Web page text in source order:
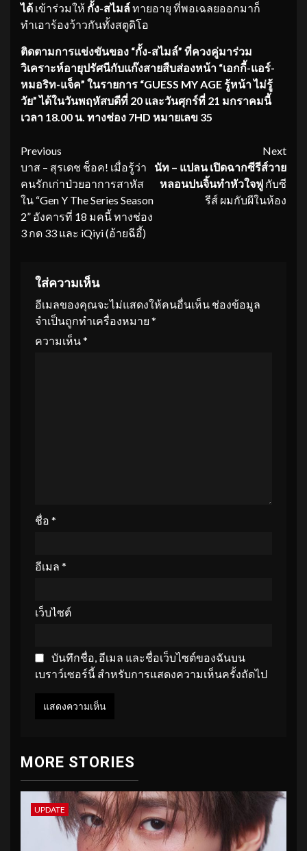
ได้ เข้าร่วมให้ กั้ง-สไมล์ทายอายุ ที่พอเฉลยออกมาก็
ทำเอาร้องว้าวกันทั้งสตูดิโอ
ติดตามการแข่งขันของ “กั้ง-สไมล์” ที่ควงคู่มาร่วม
วิเคราะห์อายุปรัศนีกับแก๊งสายสืบส่องหน้า “เอกกี้-แอร์-
หมอริท-แจ็ค” ในรายการ “GUESS MY AGE รู้หน้า ไม่รู้
วัย” ได้ในวันพฤหัสบดีที่ 20 และวันศุกร์ที่ 21 มกราคมนี้
เวลา 18.00 น. ทางช่อง 7HD หมายเลข 35
Continue
Reading
Previous
บาส – สุรเดช ช็อค! เมื่อรู้ว่า
คนรักเก่าป่วยอาการสาหัส
ใน “Gen Y The Series Season
2” อังคารที่ 18 มคนี้ ทางช่อง
3 กด 33 และ iQiyi (อ้ายฉีอี้)
Next
นัท – แปลน เปิดฉากซีรีส์วาย
หลอนปนจิ้นทำหัวใจฟู กับซี
รีส์ ผมกับผีในห้อง
ใส่ความเห็น
อีเมลของคุณจะไม่แสดงให้คนอื่นเห็น ช่องข้อมูล
จำเป็นถูกทำเครื่องหมาย *
ความเห็น*
ชื่อ *
อีเมล *
เว็บไซต์
บันทึกชื่อ, อีเมล และชื่อเว็บไซต์ของฉันบน
เบราว์เซอร์นี้ สำหรับการแสดงความเห็นครั้งถัดไป
MORE STORIES
UPDATE